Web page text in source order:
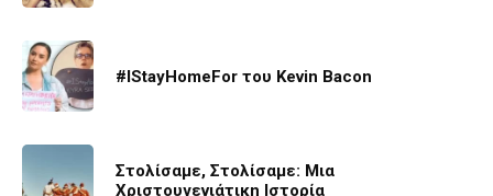
#IStayHomeFor του Kevin Bacon
Στολίσαμε, Στολίσαμε: Μια
Χριστουγενιάτικη Ιστορία